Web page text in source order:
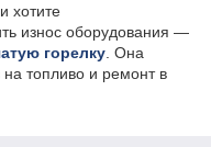
хотите
износ оборудования —
горелку . Она
на топливо и ремонт в